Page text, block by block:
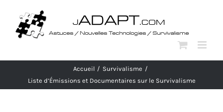
contenu
Accueil
Survivalisme
Liste d’Émissions et Documentaires sur le Survivalisme